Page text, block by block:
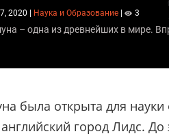
2020 Наука и Образование 3
– одна из древнейших в мире.
была открыта для науки
город Лидс.